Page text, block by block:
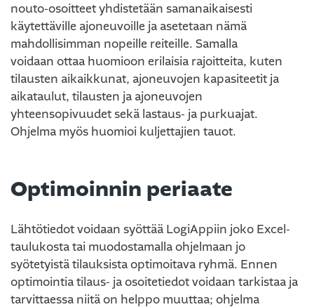
nouto-osoitteet yhdistetään samanaikaisesti
käytettäville ajoneuvoille ja asetetaan nämä
mahdollisimman nopeille reiteille. Samalla
voidaan ottaa huomioon erilaisia rajoitteita, kuten
tilausten aikaikkunat, ajoneuvojen kapasiteetit ja
aikataulut, tilausten ja ajoneuvojen
yhteensopivuudet sekä lastaus- ja purkuajat.
Ohjelma myös huomioi kuljettajien tauot.
Optimoinnin periaate
Lähtötiedot voidaan syöttää LogiAppiin joko Excel-
taulukosta tai muodostamalla ohjelmaan jo
syötetyistä tilauksista optimoitava ryhmä. Ennen
optimointia tilaus- ja osoitetiedot voidaan tarkistaa ja
tarvittaessa niitä on helppo muuttaa; ohjelma